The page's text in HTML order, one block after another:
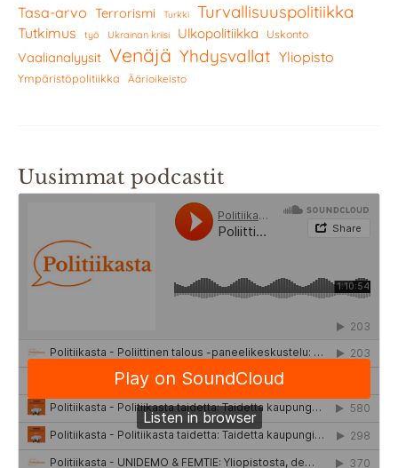
Tasa-arvo Terrorismi Turkki Turvallisuuspolitiikka
Tutkimus työ Ukrainan kriisi Ulkopolitiikka Uskonto
Vaalianalyysit Venäjä Yhdysvallat Yliopisto
Ympäristöpolitiikka Äärioikeisto
Uusimmat podcastit